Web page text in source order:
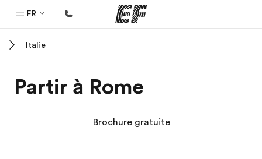
FR
Programmes
Italie
Partir à Rome
Brochure gratuite